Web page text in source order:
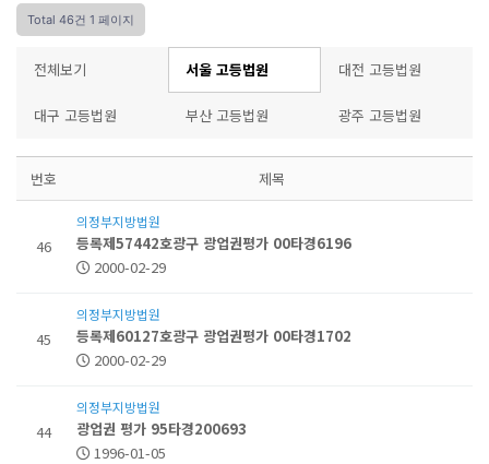
Total 46건 1 페이지
전체보기 서울 고등법원 대전 고등법원
대구 고등법원 부산 고등법원 광주 고등법원
번호 제목
46
의정부지방법원
등록제57442호광구 광업권평가 00타경6196
2000-02-29
45
의정부지방법원
등록제60127호광구 광업권평가 00타경1702
2000-02-29
44
의정부지방법원
광업권 평가 95타경200693
1996-01-05